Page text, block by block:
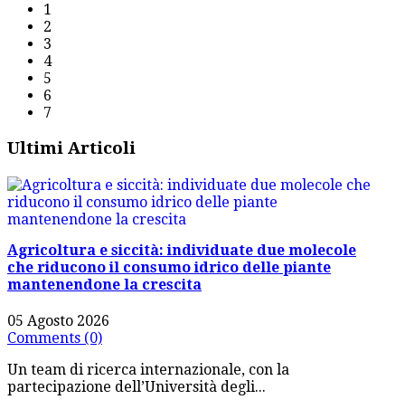
1
2
3
4
5
6
7
Ultimi Articoli
Agricoltura e siccità: individuate due molecole
che riducono il consumo idrico delle piante
mantenendone la crescita
05 Agosto 2026
Comments (0)
Un team di ricerca internazionale, con la
partecipazione dell’Università degli...